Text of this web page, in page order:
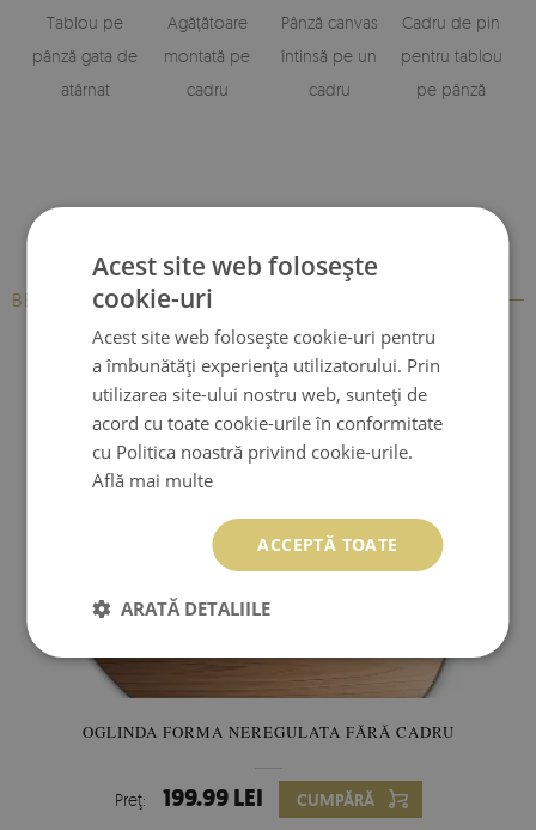
Tablou pe
pânză gata de
atârnat
Agățătoare
montată pe
cadru
Pânză canvas
întinsă pe un
cadru
Cadru de pin
pentru tablou
pe pânză
BESTSELLERS
OGLINDA FORMA NEREGULATA FĂRĂ CADRU
Preţ: 199.99 LEI CUMPĂRĂ
Acest site web folosește
cookie-uri
Acest site web folosește cookie-uri pentru
a îmbunătăți experiența utilizatorului. Prin
utilizarea site-ului nostru web, sunteți de
acord cu toate cookie-urile în conformitate
cu Politica noastră privind cookie-urile.
Află mai multe
ACCEPTĂ TOATE
ARATĂ DETALIILE